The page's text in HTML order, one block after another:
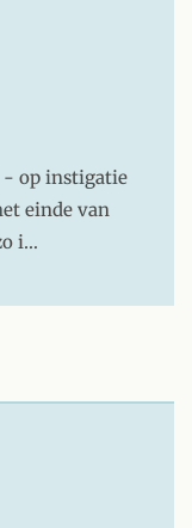
- op instigatie
einde van
i…